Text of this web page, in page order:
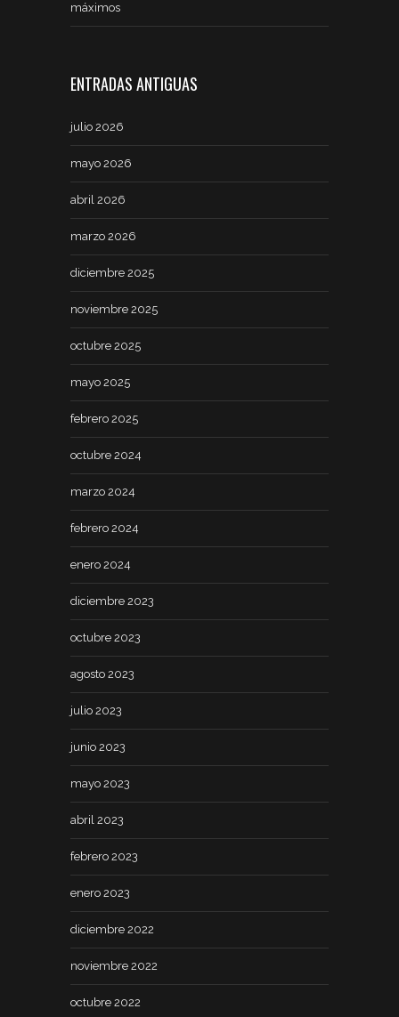
máximos
ENTRADAS ANTIGUAS
julio 2026
mayo 2026
abril 2026
marzo 2026
diciembre 2025
noviembre 2025
octubre 2025
mayo 2025
febrero 2025
octubre 2024
marzo 2024
febrero 2024
enero 2024
diciembre 2023
octubre 2023
agosto 2023
julio 2023
junio 2023
mayo 2023
abril 2023
febrero 2023
enero 2023
diciembre 2022
noviembre 2022
octubre 2022